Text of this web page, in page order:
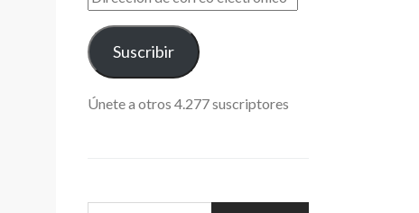
DE
CORREO
ELECTRÓNICO
Suscribir
Únete a otros 4.277 suscriptores